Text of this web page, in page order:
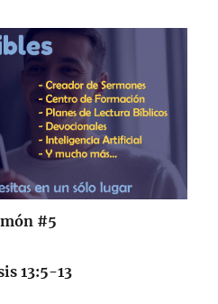
#5
13:5-13